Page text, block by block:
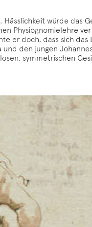
würde das
Physiognomielehre
er doch, dass sich das
und den jungen
symmetrischen